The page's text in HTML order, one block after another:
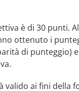
è di 30 punti.
ottenuto i
di punteggio)
valido ai fini della